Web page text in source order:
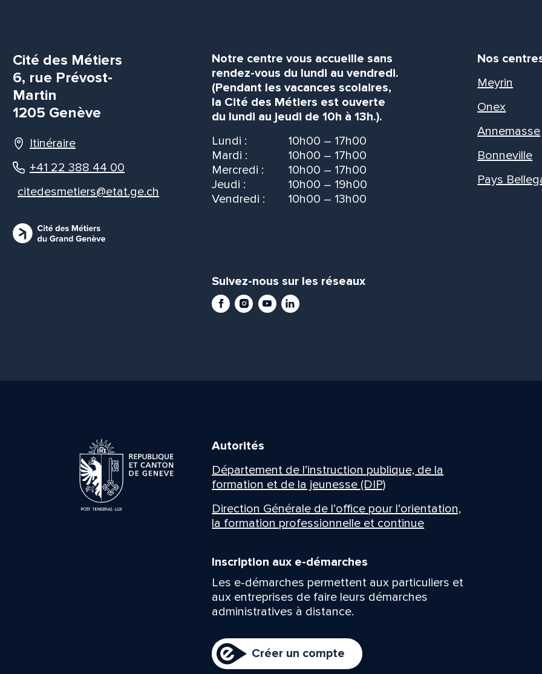
Cité des Métiers
6, rue Prévost-
Martin
1205 Genève
Itinéraire
+41 22 388 44 00
citedesmetiers@etat.ge.ch
Notre centre vous accueille sans
rendez-vous du lundi au vendredi.
(Pendant les vacances scolaires,
la Cité des Métiers est ouverte
du lundi au jeudi de 10h à 13h.).
Lundi :
10h00 – 17h00
Mardi :
10h00 – 17h00
Mercredi :
10h00 – 17h00
Jeudi :
10h00 – 19h00
Vendredi :
10h00 – 13h00
Suivez-nous sur les réseaux
Facebook
Instagram
YoutubeLinkedIn
Nos
Meyrin
Onex
Annemasse
Bonneville
Pays
Autorités
Département de l’instruction publique, de la
formation et de la jeunesse (DIP)
Direction Générale de l’office pour l’orientation,
la formation professionnelle et continue
Inscription aux e-démarches
Les e-démarches permettent aux particuliers et
aux entreprises de faire leurs démarches
administratives à distance.
Créer un compte